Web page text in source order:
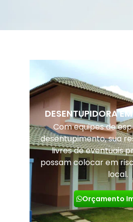
DESENTUPIDORA
Com equipes de
desentupimento, sua
livres de eventuais
possam colocar em
local.
Orçamento